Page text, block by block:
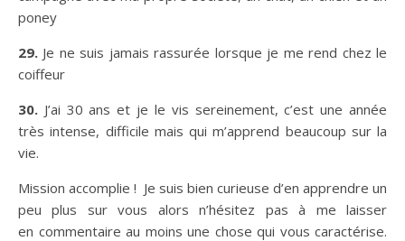
poney
29. Je ne suis jamais rassurée lorsque je me rend chez le
coiffeur
30. J’ai 30 ans et je le vis sereinement, c’est une année
très intense, difficile mais qui m’apprend beaucoup sur la
vie.
Mission accomplie ! Je suis bien curieuse d’en apprendre un
peu plus sur vous alors n’hésitez pas à me laisser
en commentaire au moins une chose qui vous caractérise.